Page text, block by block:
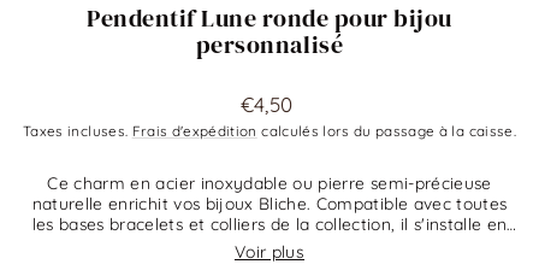
Pendentif Lune ronde pour bijou
personnalisé
Prix
régulier
€4,50
Taxes incluses. Frais d'expédition calculés lors du passage à la caisse.
Ce charm en acier inoxydable ou pierre semi-précieuse
naturelle enrichit vos bijoux Bliche. Compatible avec toutes
les bases bracelets et colliers de la collection, il s'installe en
quelques secondes sans outil. Chaque charm raconte quelque
chose : une naissance, un anniversaire, un symbole fort.
Voir plus